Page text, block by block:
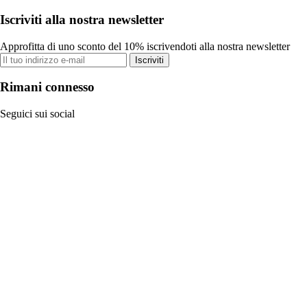
Iscriviti alla nostra newsletter
Approfitta di uno sconto del 10% iscrivendoti alla nostra newsletter
Iscriviti
Rimani connesso
Seguici sui social